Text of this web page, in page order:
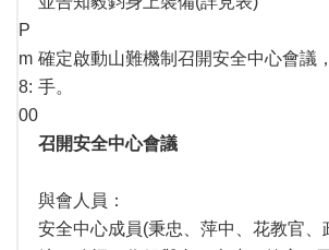
P
m
8:
00
確定啟動山難機制召開安全中心會議
手。
召開安全中心會議
與會人員：
安全中心成員(秉忠、萍中、花教官、